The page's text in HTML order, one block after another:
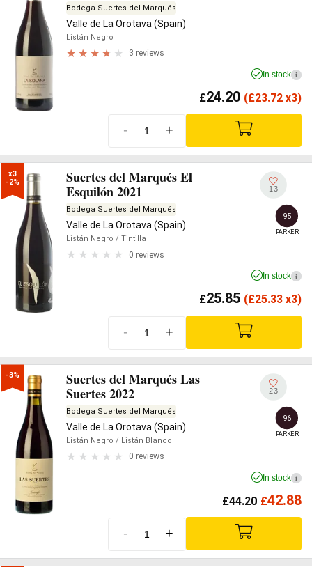
Bodega Suertes del Marqués
Valle de La Orotava (Spain)
Listán Negro
3 reviews
In stock i
£24.20 (£23.72 x3)
- +
x3
-2%
Suertes del Marqués El
Esquilón 2021
Bodega Suertes del Marqués
Valle de La Orotava (Spain)
Listán Negro / Tintilla
0 reviews
13
95
PARKER
In stock i
£25.85 (£25.33 x3)
- +
-3%
Suertes del Marqués Las
Suertes 2022
Bodega Suertes del Marqués
Valle de La Orotava (Spain)
Listán Negro / Listán Blanco
0 reviews
23
96
PARKER
In stock i
£44.20 £42.88
- +